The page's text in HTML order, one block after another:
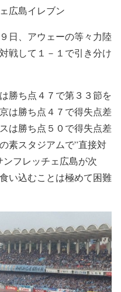
広島イレブン
日、アウェーの等々力陸
戦して１－１で引き分け
勝ち点４７で第３３節を
は勝ち点４７で得失点差
は勝ち点５０で得失点差
素スタジアムで”直接対
フレッチェ広島が次
い込むことは極めて困難